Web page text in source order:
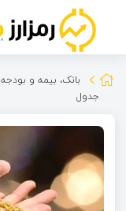
بانک، بیمه و بودجه
جدول